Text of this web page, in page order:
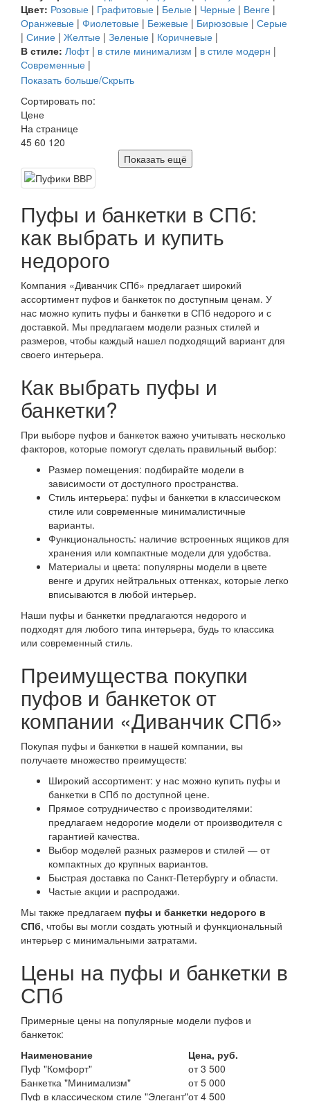
Цвет: Розовые | Графитовые | Белые | Черные | Венге |
Оранжевые | Фиолетовые | Бежевые | Бирюзовые | Серые
| Синие | Желтые | Зеленые | Коричневые |
В стиле: Лофт| в стиле минимализм | в стиле модерн |
Современные |
Показать больше/Скрыть
Сортировать по:
Цене
На странице
45 60 120
Показать ещё
Пуфы и банкетки в СПб:
как выбрать и купить
недорого
Компания «Диванчик СПб» предлагает широкий
ассортимент пуфов и банкеток по доступным ценам. У
нас можно купить пуфы и банкетки в СПб недорого и с
доставкой. Мы предлагаем модели разных стилей и
размеров, чтобы каждый нашел подходящий вариант для
своего интерьера.
Как выбрать пуфы и
банкетки?
При выборе пуфов и банкеток важно учитывать несколько
факторов, которые помогут сделать правильный выбор:
Размер помещения: подбирайте модели в
зависимости от доступного пространства.
Стиль интерьера: пуфы и банкетки в классическом
стиле или современные минималистичные
варианты.
Функциональность: наличие встроенных ящиков для
хранения или компактные модели для удобства.
Материалы и цвета: популярны модели в цвете
венге и других нейтральных оттенках, которые легко
вписываются в любой интерьер.
Наши пуфы и банкетки предлагаются недорого и
подходят для любого типа интерьера, будь то классика
или современный стиль.
Преимущества покупки
пуфов и банкеток от
компании «Диванчик СПб»
Покупая пуфы и банкетки в нашей компании, вы
получаете множество преимуществ:
Широкий ассортимент: у нас можно купить пуфы и
банкетки в СПб по доступной цене.
Прямое сотрудничество с производителями:
предлагаем недорогие модели от производителя с
гарантией качества.
Выбор моделей разных размеров и стилей — от
компактных до крупных вариантов.
Быстрая доставка по Санкт-Петербургу и области.
Частые акции и распродажи.
Мы также предлагаем пуфы и банкетки недорого в
СПб, чтобы вы могли создать уютный и функциональный
интерьер с минимальными затратами.
Цены на пуфы и банкетки в
СПб
Примерные цены на популярные модели пуфов и
банкеток:
Наименование
Цена, руб.
Пуф "Комфорт"
от 3 500
Банкетка "Минимализм"
от 5 000
Пуф в классическом стиле "Элегант"от 4 500